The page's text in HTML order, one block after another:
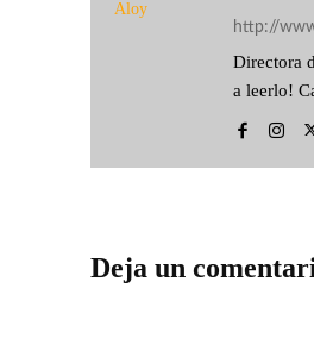
http://
Directora
a leerlo!
Deja un